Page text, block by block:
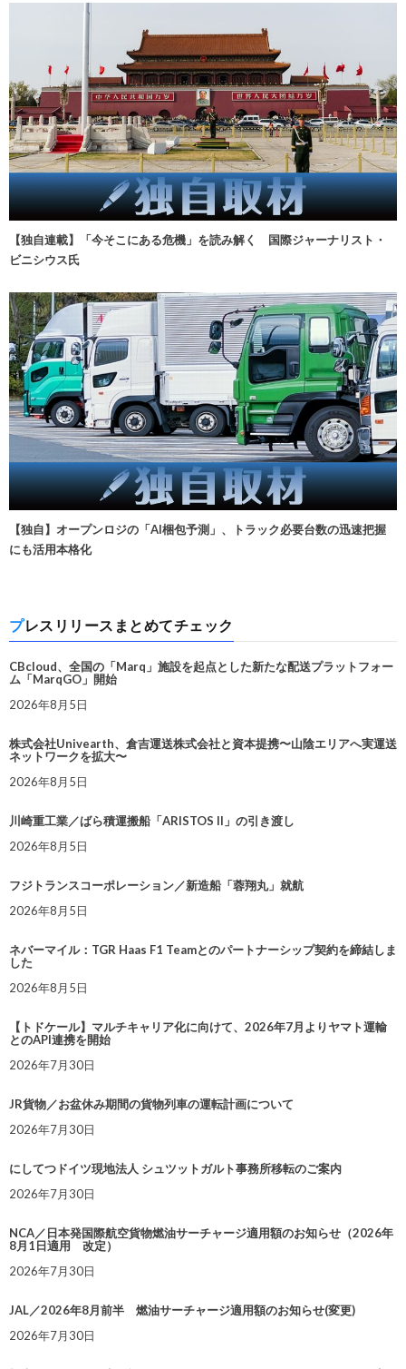
【独自連載】「今そこにある危機」を読み解く 国際ジャーナリスト・
ビニシウス氏
【独自】オープンロジの「AI梱包予測」、トラック必要台数の迅速把握
にも活用本格化
プレスリリースまとめてチェック
CBcloud、全国の「Marq」施設を起点とした新たな配送プラットフォー
ム「MarqGO」開始
2026年8月5日
株式会社Univearth、倉吉運送株式会社と資本提携〜山陰エリアへ実運送
ネットワークを拡大〜
2026年8月5日
川崎重工業／ばら積運搬船「ARISTOS II」の引き渡し
2026年8月5日
フジトランスコーポレーション／新造船「蓉翔丸」就航
2026年8月5日
ネバーマイル：TGR Haas F1 Teamとのパートナーシップ契約を締結しま
した
2026年8月5日
【トドケール】マルチキャリア化に向けて、2026年7月よりヤマト運輸
とのAPI連携を開始
2026年7月30日
JR貨物／お盆休み期間の貨物列車の運転計画について
2026年7月30日
にしてつドイツ現地法人 シュツットガルト事務所移転のご案内
2026年7月30日
NCA／日本発国際航空貨物燃油サーチャージ適用額のお知らせ（2026年
8月1日適用 改定）
2026年7月30日
JAL／2026年8月前半 燃油サーチャージ適用額のお知らせ(変更)
2026年7月30日